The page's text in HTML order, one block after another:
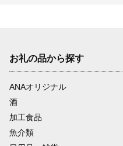
お礼の品から探す
ANAオリジナル
酒
加工食品
魚介類